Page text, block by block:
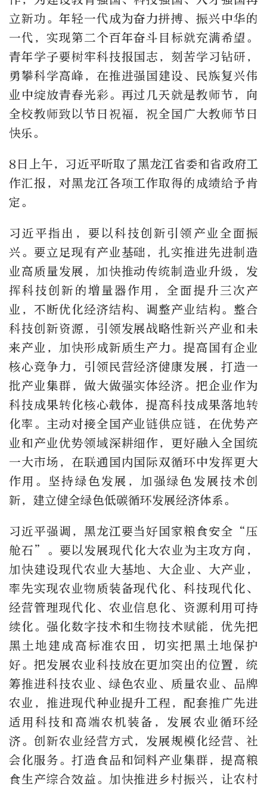
立新功。年轻一代成为奋力拼搏、振兴中华的
一代，实现第二个百年奋斗目标就充满希望。
青年学子要树牢科技报国志，刻苦学习钻研，
勇攀科学高峰，在推进强国建设、民族复兴伟
业中绽放青春光彩。再过几天就是教师节，向
全校教师致以节日祝福，祝全国广大教师节日
快乐。
8日上午，习近平听取了黑龙江省委和省政府工
作汇报，对黑龙江各项工作取得的成绩给予肯
定。
习近平指出，要以科技创新引领产业全面振
兴。要立足现有产业基础，扎实推进先进制造
业高质量发展，加快推动传统制造业升级，发
挥科技创新的增量器作用，全面提升三次产
业，不断优化经济结构、调整产业结构。整合
科技创新资源，引领发展战略性新兴产业和未
来产业，加快形成新质生产力。提高国有企业
核心竞争力，引领民营经济健康发展，打造一
批产业集群，做大做强实体经济。把企业作为
科技成果转化核心载体，提高科技成果落地转
化率。主动对接全国产业链供应链，在优势产
业和产业优势领域深耕细作，更好融入全国统
一大市场，在联通国内国际双循环中发挥更大
作用。坚持绿色发展，加强绿色发展技术创
新，建立健全绿色低碳循环发展经济体系。
习近平强调，黑龙江要当好国家粮食安全“压
舱石”。要以发展现代化大农业为主攻方向，
加快建设现代农业大基地、大企业、大产业，
率先实现农业物质装备现代化、科技现代化、
经营管理现代化、农业信息化、资源利用可持
续化。强化数字技术和生物技术赋能，优先把
黑土地建成高标准农田，切实把黑土地保护
好。把发展农业科技放在更加突出的位置，统
筹推进科技农业、绿色农业、质量农业、品牌
农业，推进现代种业提升工程，配套推广先进
适用科技和高端农机装备，发展农业循环经
济。创新农业经营方式，发展规模化经营、社
会化服务。打造食品和饲料产业集群，提高粮
食生产综合效益。加快推进乡村振兴，让农村